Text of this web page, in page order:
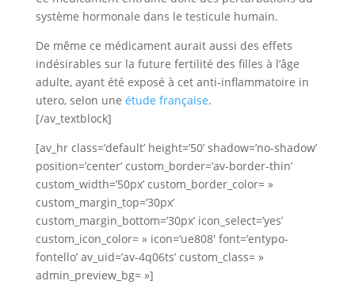
système hormonale dans le testicule humain.
De même ce médicament aurait aussi des effets
indésirables sur la future fertilité des filles à l’âge
adulte, ayant été exposé à cet anti-inflammatoire in
utero, selon une étude française.
[/av_textblock]
[av_hr class=’default’ height=’50’ shadow=’no-shadow’
position=’center’ custom_border=’av-border-thin’
custom_width=’50px’ custom_border_color= »
custom_margin_top=’30px’
custom_margin_bottom=’30px’ icon_select=’yes’
custom_icon_color= » icon=’ue808′ font=’entypo-
fontello’ av_uid=’av-4q06ts’ custom_class= »
admin_preview_bg= »]